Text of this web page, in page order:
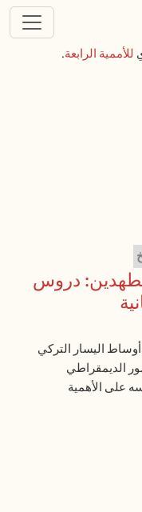
للأممية الرابعة.
دروس
اليسار التركي
الديمقراطي
على الأهمية